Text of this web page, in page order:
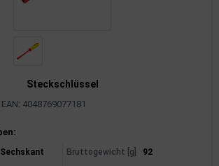
Steckschlüssel
EAN: 4048769077181
Sechskant Bruttogewicht [g] 92